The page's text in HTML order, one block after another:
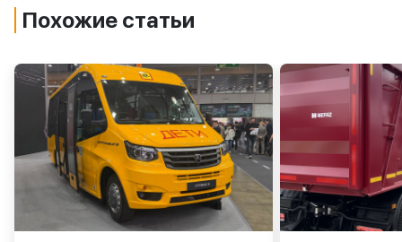
Похожие статьи